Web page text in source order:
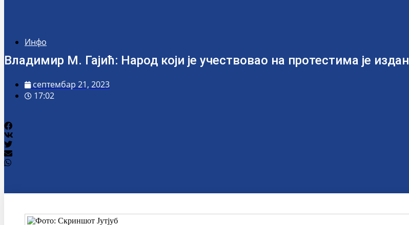
Инфо
Владимир М. Гајић: Народ који је учествовао на протестима је издан
септембар 21, 2023
17:02